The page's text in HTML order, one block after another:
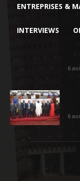
ENTREPRISES &
INTERVIEWS
6
6